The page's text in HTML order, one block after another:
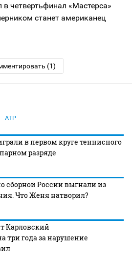
четвертьфинал «Мастерса»
станет американец
(1)
ATP
в первом круге теннисного
разряде
сборной России выгнали из
Что Женя натворил?
Карловский
три года за нарушение